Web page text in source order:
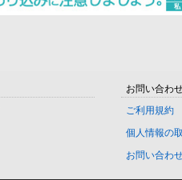
お問い合わ
ご利用規約
個人情報の
お問い合わ